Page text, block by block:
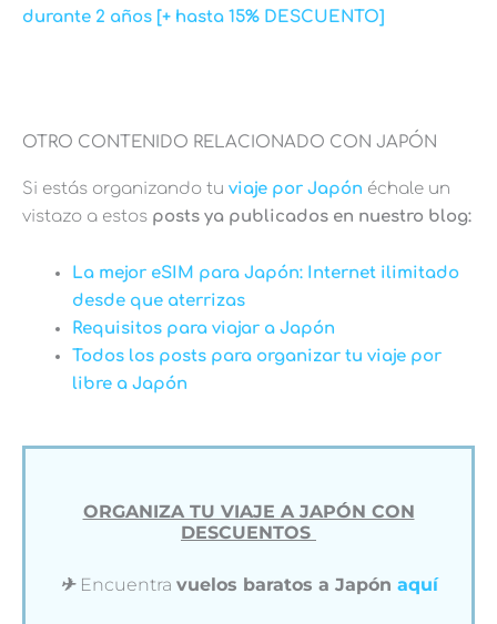
durante 2 años [+ hasta 15% DESCUENTO]
OTRO CONTENIDO RELACIONADO CON JAPÓN
Si estás organizando tu viaje por Japón échale un
vistazo a estos posts ya publicados en nuestro blog:
La mejor eSIM para Japón: Internet ilimitado
desde que aterrizas
Requisitos para viajar a Japón
Todos los posts para organizar tu viaje por
libre a Japón
ORGANIZA TU VIAJE A JAPÓN CON
DESCUENTOS
✈︎ Encuentra vuelos baratos a Japón aquí